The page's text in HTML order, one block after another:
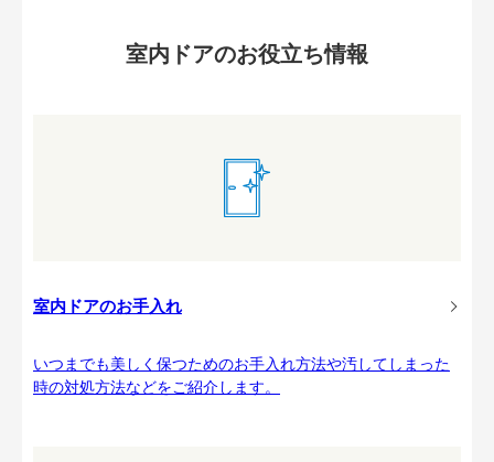
室内ドアのお役立ち情報
室内ドアのお手入れ
いつまでも美しく保つためのお手入れ方法や汚してしまった
時の対処方法などをご紹介します。